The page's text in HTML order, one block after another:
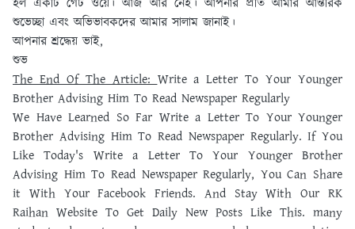
হল একটি গেট ওয়ে। আজ আর নেই। আপনার প্রতি আমার আন্তরিক
শুভেচ্ছা এবং অভিভাবকদের আমার সালাম জানাই।
আপনার শ্রদ্ধেয় ভাই,
শুভ
The End Of The Article:Write a Letter To Your Younger
Brother Advising Him To Read Newspaper Regularly
We Have Learned So Far Write a Letter To Your Younger
Brother Advising Him To Read Newspaper Regularly. If You
Like Today's Write a Letter To Your Younger Brother
Advising Him To Read Newspaper Regularly, You Can Share
it With Your Facebook Friends. And Stay With Our RK
Raihan Website To Get Daily New Posts Like This. many